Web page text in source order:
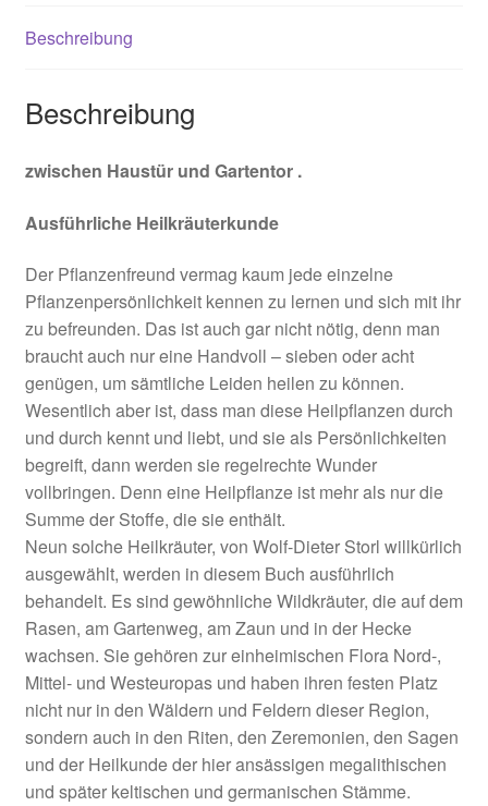
Beschreibung
Beschreibung
zwischen Haustür und Gartentor .
Ausführliche Heilkräuterkunde
Der Pflanzenfreund vermag kaum jede einzelne
Pflanzenpersönlichkeit kennen zu lernen und sich mit ihr
zu befreunden. Das ist auch gar nicht nötig, denn man
braucht auch nur eine Handvoll – sieben oder acht
genügen, um sämtliche Leiden heilen zu können.
Wesentlich aber ist, dass man diese Heilpflanzen durch
und durch kennt und liebt, und sie als Persönlichkeiten
begreift, dann werden sie regelrechte Wunder
vollbringen. Denn eine Heilpflanze ist mehr als nur die
Summe der Stoffe, die sie enthält.
Neun solche Heilkräuter, von Wolf-Dieter Storl willkürlich
ausgewählt, werden in diesem Buch ausführlich
behandelt. Es sind gewöhnliche Wildkräuter, die auf dem
Rasen, am Gartenweg, am Zaun und in der Hecke
wachsen. Sie gehören zur einheimischen Flora Nord-,
Mittel- und Westeuropas und haben ihren festen Platz
nicht nur in den Wäldern und Feldern dieser Region,
sondern auch in den Riten, den Zeremonien, den Sagen
und der Heilkunde der hier ansässigen megalithischen
und später keltischen und germanischen Stämme.